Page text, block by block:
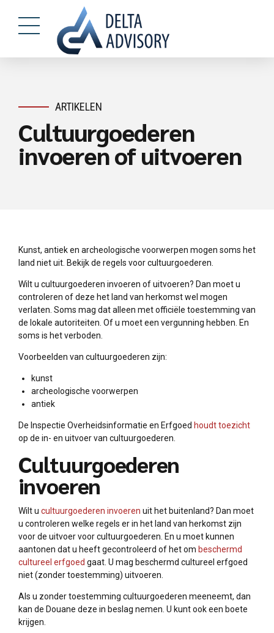
ARTIKELEN
Cultuurgoederen
invoeren of uitvoeren
Kunst, antiek en archeologische voorwerpen mogen soms het
land niet uit. Bekijk de regels voor cultuurgoederen.
Wilt u cultuurgoederen invoeren of uitvoeren? Dan moet u
controleren of deze het land van herkomst wel mogen
verlaten. Soms mag dat alleen met officiële toestemming van
de lokale autoriteiten. Of u moet een vergunning hebben. En
soms is het verboden.
Voorbeelden van cultuurgoederen zijn:
kunst
archeologische voorwerpen
antiek
De Inspectie Overheidsinformatie en Erfgoed houdt toezicht
op de in- en uitvoer van cultuurgoederen.
Cultuurgoederen
invoeren
Wilt u cultuurgoederen invoeren uit het buitenland? Dan moet
u controleren welke regels er in het land van herkomst zijn
voor de uitvoer voor cultuurgoederen. En u moet kunnen
aantonen dat u heeft gecontroleerd of het om beschermd
cultureel erfgoed gaat. U mag beschermd cultureel erfgoed
niet (zonder toestemming) uitvoeren.
Als u zonder toestemming cultuurgoederen meeneemt, dan
kan de Douane deze in beslag nemen. U kunt ook een boete
krijgen.